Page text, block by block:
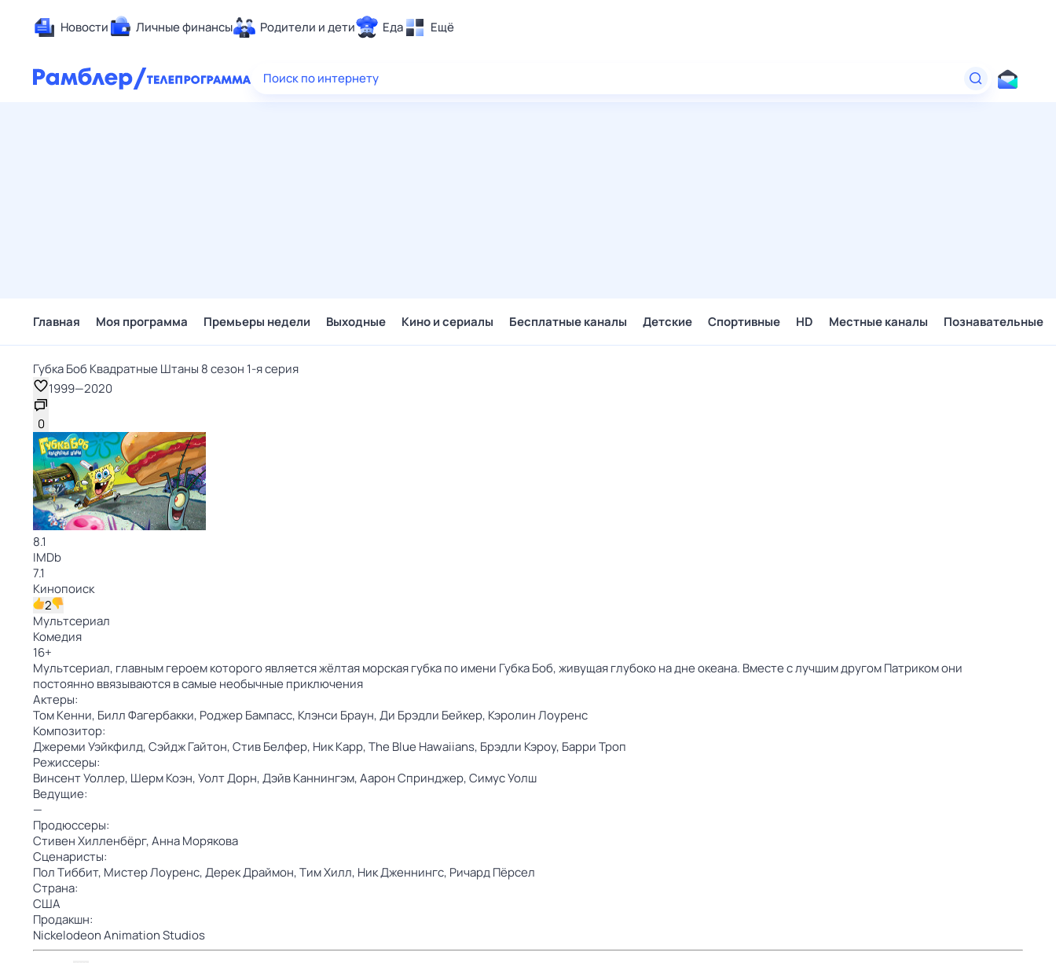
Новости Личные финансы Родители и дети Еда Ещё
Здоровье
Поиск по интернету
Главная Моя программа Премьеры недели Выходные Кино и сериалы Бесплатные каналы Детские Спортивные HD Местные каналы Познавательные
Губка Боб Квадратные Штаны 8 сезон 1-я серия
1999—2020
0
8.1
IMDb
7.1
Кинопоиск
2
Мультсериал
Комедия
16+
Мультсериал, главным героем которого является жёлтая морская губка по имени Губка Боб, живущая глубоко на дне океана. Вместе с лучшим другом Патриком они
постоянно ввязываются в самые необычные приключения
Актеры:
Том Кенни, Билл Фагербакки, Роджер Бампасс, Клэнси Браун,Ди Брэдли Бейкер, Кэролин Лоуренс
Композитор:
Джереми Уэйкфилд,Сэйдж Гайтон,Стив Белфер, Ник Карр,The Blue Hawaiians, Брэдли Кэроу, Барри Троп
Режиссеры:
Винсент Уоллер, Шерм Коэн,Уолт Дорн,Дэйв Каннингэм,Аарон Спринджер,Симус Уолш
Ведущие:
—
Продюссеры:
Стивен Хилленбёрг,Анна Морякова
Сценаристы:
Пол Тиббит, Мистер Лоуренс,Дерек Драймон,Тим Хилл, Ник Дженнингс, Ричард Пёрсел
Страна:
США
Продакшн:
Nickelodeon Animation Studios